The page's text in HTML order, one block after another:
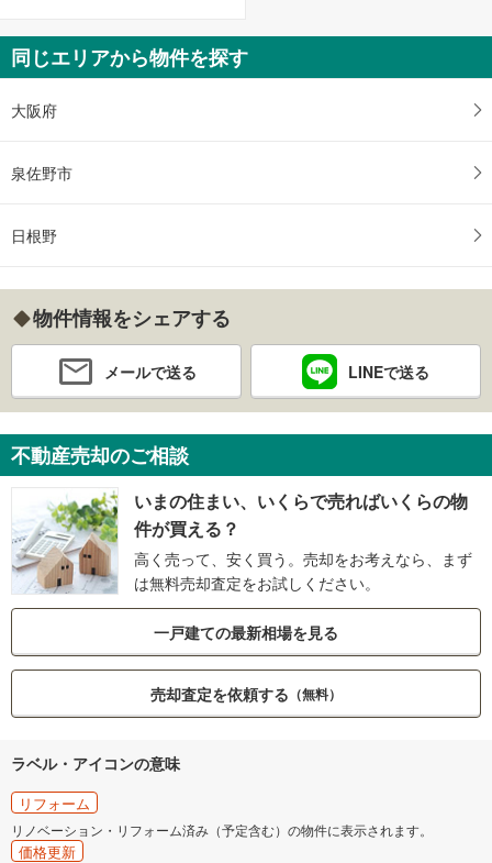
同じエリアから物件を探す
大阪府
泉佐野市
日根野
物件情報をシェアする
メールで送る LINEで送る
不動産売却のご相談
いまの住まい、いくらで売ればいくらの物
件が買える？
高く売って、安く買う。売却をお考えなら、まず
は無料売却査定をお試しください。
一戸建ての最新相場を見る
売却査定を依頼する （無料）
ラベル・アイコンの意味
リフォーム
リノベーション・リフォーム済み（予定含む）の物件に表示されます。
価格更新